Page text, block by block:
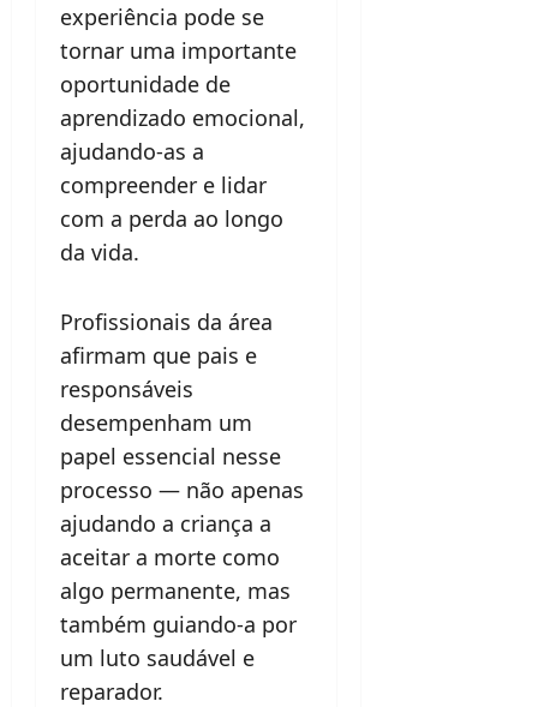
experiência pode se
tornar uma importante
oportunidade de
aprendizado emocional,
ajudando-as a
compreender e lidar
com a perda ao longo
da vida.
Profissionais da área
afirmam que pais e
responsáveis
desempenham um
papel essencial nesse
processo — não apenas
ajudando a criança a
aceitar a morte como
algo permanente, mas
também guiando-a por
um luto saudável e
reparador.